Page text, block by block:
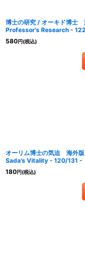
博士の研究 / オーキド博士
Professor's Research -
580円(税込)
オーリム博士の気迫 海外
Sada's Vitality - 120/131 -
180円(税込)